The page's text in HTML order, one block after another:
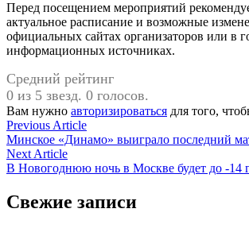
Перед посещением мероприятий
актуальное расписание и возможные
официальных сайтах организаторов или в
информационных источниках.
Средний рейтинг
0 из 5 звезд. 0 голосов.
Вам нужно авторизироваться для того,
Навигация
по
записям
Previous ArticlePrevious
article:
Минское «Динамо» выиграло последний
Next ArticleNext
article:
В Новогоднюю ночь в Москве будет до -14
Свежие записи